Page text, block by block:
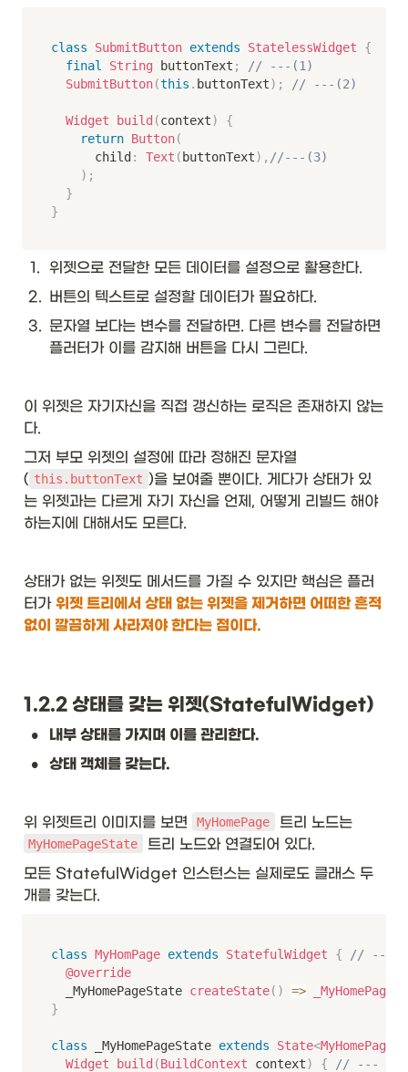
class SubmitButton extends StatelessWidget
{
final
String buttonText ;
// ---(1)
SubmitButton(this . buttonText) ; // ---(2)
Widget build (context)
{
return Button(
			child
: Text ( buttonText) , //---(3)
) ;
}
}
1. 위젯으로 전달한 모든 데이터를 설정으로 활용한다.
2. 버튼의 텍스트로 설정할 데이터가 필요하다.
3. 문자열 보다는 변수를 전달하면. 다른 변수를 전달하면
플러터가 이를 감지해 버튼을 다시 그린다.
이 위젯은 자기자신을 직접 갱신하는 로직은 존재하지 않는
다.
그저 부모 위젯의 설정에 따라 정해진 문자열
( this.buttonText )을 보여줄 뿐이다. 게다가 상태가 있
는 위젯과는 다르게 자기 자신을 언제, 어떻게 리빌드 해야
하는지에 대해서도 모른다.
상태가 없는 위젯도 메서드를 가질 수 있지만 핵심은 플러
터가 위젯 트리에서 상태 없는 위젯을 제거하면 어떠한 흔적
없이 깔끔하게 사라져야 한다는 점이다.
1.2.2 상태를 갖는 위젯(StatefulWidget)
• 내부 상태를 가지며 이를 관리한다.
• 상태 객체를 갖는다.
위 위젯트리 이미지를 보면 MyHomePage 트리 노드는
MyHomePageState
트리 노드와 연결되어 있다.
모든 StatefulWidget 인스턴스는 실제로도 클래스 두
개를 갖는다.
class MyHomPage extends StatefulWidget {
// ---
@override
	_MyHomePageState
createState( ) =>
}
class _MyHomePageState extends State<MyHomePage
Widget
build (BuildContext context) {
// --- (4)